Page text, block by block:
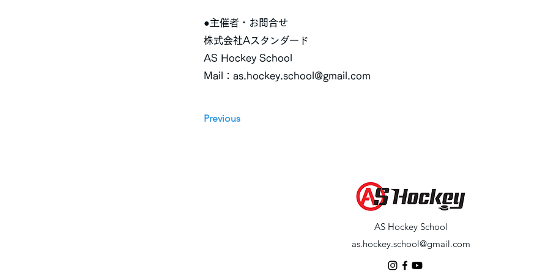
●主催者・お問合せ
株式会社Aスタンダード
AS Hockey School
Mail： as.hockey.school@gmail.com
Previous
​AS Hockey School
as.hockey.school@gmail.com